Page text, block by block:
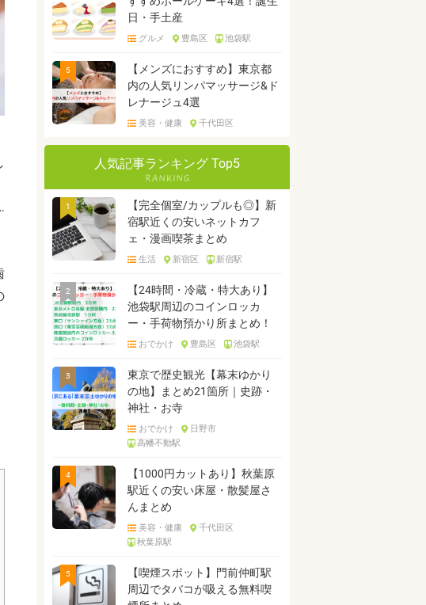
日・手土産
グルメ 豊島区 池袋駅
5
【メンズにおすすめ】東京都
内の人気リンパマッサージ&ド
レナージュ4選
美容・健康 千代田区
人気記事ランキング Top5
1
【完全個室/カップルも◎】新
宿駅近くの安いネットカフ
ェ・漫画喫茶まとめ
生活 新宿区 新宿駅
2
【24時間・冷蔵・特大あり】
池袋駅周辺のコインロッカ
ー・手荷物預かり所まとめ！
おでかけ 豊島区 池袋駅
3
東京で歴史観光【幕末ゆかり
の地】まとめ21箇所｜史跡・
神社・お寺
おでかけ
日野市
高幡不動駅
4
【1000円カットあり】秋葉原
駅近くの安い床屋・散髪屋さ
んまとめ
美容・健康
千代田区
秋葉原駅
5
【喫煙スポット】門前仲町駅
周辺でタバコが吸える無料喫